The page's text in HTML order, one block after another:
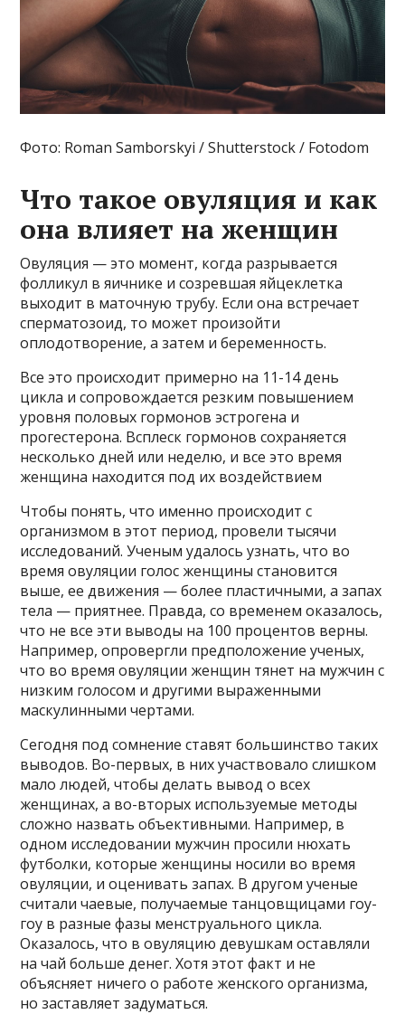
Фото: Roman Samborskyi / Shutterstock / Fotodom
Что такое овуляция и как
она влияет на женщин
Овуляция — это момент, когда разрывается
фолликул в яичнике и созревшая яйцеклетка
выходит в маточную трубу. Если она встречает
сперматозоид, то может произойти
оплодотворение, а затем и беременность.
Все это происходит примерно на 11-14 день
цикла и сопровождается резким повышением
уровня половых гормонов эстрогена и
прогестерона. Всплеск гормонов сохраняется
несколько дней или неделю, и все это время
женщина находится под их воздействием
Чтобы понять, что именно происходит с
организмом в этот период, провели тысячи
исследований. Ученым удалось узнать, что во
время овуляции голос женщины становится
выше, ее движения — более пластичными, а запах
тела — приятнее. Правда, со временем оказалось,
что не все эти выводы на 100 процентов верны.
Например, опровергли предположение ученых,
что во время овуляции женщин тянет на мужчин с
низким голосом и другими выраженными
маскулинными чертами.
Сегодня под сомнение ставят большинство таких
выводов. Во-первых, в них участвовало слишком
мало людей, чтобы делать вывод о всех
женщинах, а во-вторых используемые методы
сложно назвать объективными. Например, в
одном исследовании мужчин просили нюхать
футболки, которые женщины носили во время
овуляции, и оценивать запах. В другом ученые
считали чаевые, получаемые танцовщицами гоу-
гоу в разные фазы менструального цикла.
Оказалось, что в овуляцию девушкам оставляли
на чай больше денег. Хотя этот факт и не
объясняет ничего о работе женского организма,
но заставляет задуматься.